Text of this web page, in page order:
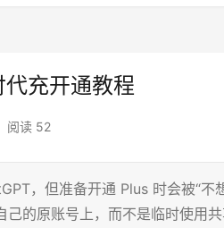
充开通教程
阅读 52
，但准备开通 Plus 时会被“不
的原账号上，而不是临时使用